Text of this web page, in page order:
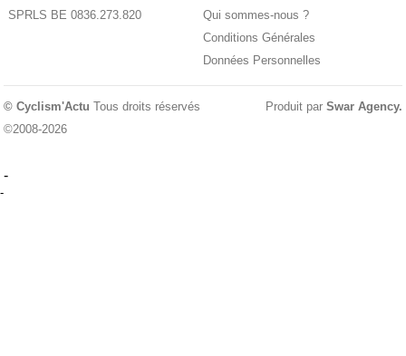
SPRLS BE 0836.273.820
Qui sommes-nous ?
Conditions Générales
Données Personnelles
© Cyclism'Actu Tous droits réservés
©2008-2026
Produit par Swar Agency.
-
-